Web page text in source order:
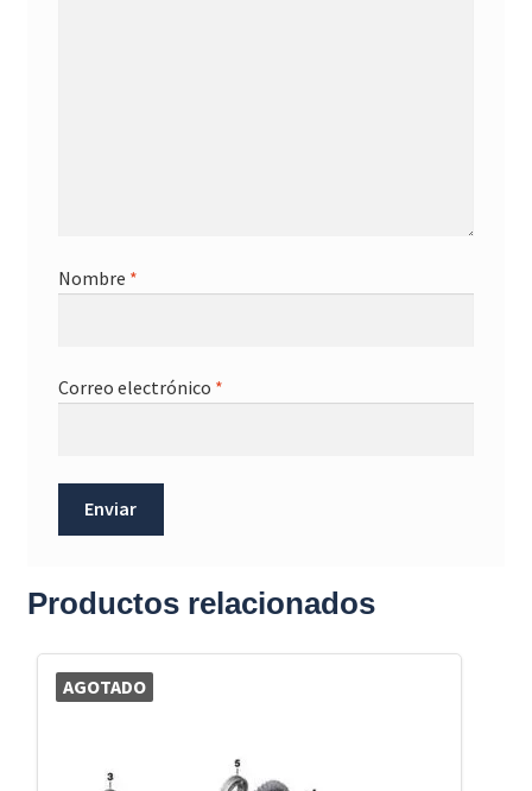
Nombre *
Correo electrónico *
Productos relacionados
AGOTADO